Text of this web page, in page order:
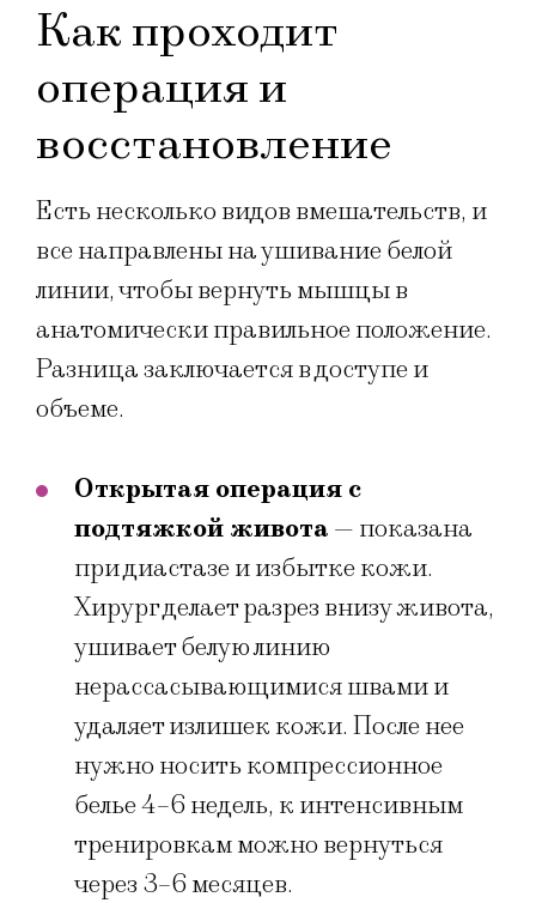
Как проходит
операция и
восстановление
Есть несколько видов вмешательств, и
все направлены на ушивание белой
линии, чтобы вернуть мышцы в
анатомически правильное положение.
Разница заключается в доступе и
объеме.
Открытая операция с
подтяжкой живота — показана
при диастазе и избытке кожи.
Хирург делает разрез внизу живота,
ушивает белую линию
нерассасывающимися швами и
удаляет излишек кожи. После нее
нужно носить компрессионное
белье 4–6 недель, к интенсивным
тренировкам можно вернуться
через 3–6 месяцев.